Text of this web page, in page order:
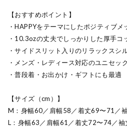
【おすすめポイント】
・HAPPYをテーマにしたポジティブメ
・10.3ozの丈夫でしっかりした厚手コ
・サイドスリット入りのリラックスシ
・メンズ・レディース対応のユニセッ
・普段着・お出かけ・ギフトにも最適
【サイズ（cm）】
M：身幅60／肩幅58／着丈69〜71／
L：身幅63／肩幅61／着丈72〜74／袖